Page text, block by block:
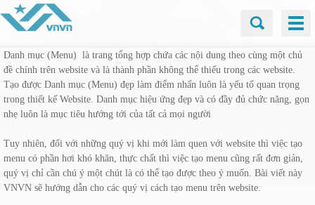
Danh mục (Menu) là trang tổng hợp chứa các nội dung theo cùng một chủ
đề chính trên website và là thành phần không thể thiếu trong các website.
Tạo được Danh mục (Menu) đẹp làm điểm nhấn luôn là yếu tố quan trọng
trong thiết kế Website. Danh mục hiệu ứng đẹp và có đầy đủ chức năng, gọn
nhẹ luôn là mục tiêu hướng tới của tất cả mọi người
Tuy nhiên, đối với những quý vị khi mới làm quen với website thì việc tạo
menu có phần hơi khó khăn, thực chất thì việc tạo menu cũng rất đơn giản,
quý vị chỉ cần chú ý một chút là có thể tạo được theo ý muốn. Bài viết này
VNVN sẽ hướng dẫn cho các quý vị cách tạo menu trên website.